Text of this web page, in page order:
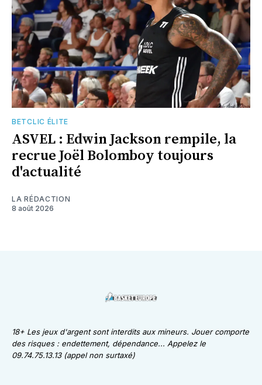
BETCLIC ÉLITE
ASVEL : Edwin Jackson rempile, la
recrue Joël Bolomboy toujours
d'actualité
LA RÉDACTION
8 août 2026
18+ Les jeux d'argent sont interdits aux mineurs. Jouer comporte
des risques : endettement, dépendance... Appelez le
09.74.75.13.13 (appel non surtaxé)